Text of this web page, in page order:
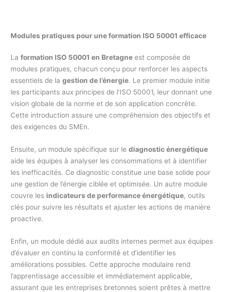
Modules pratiques pour une formation ISO 50001 efficace
Laformation ISO 50001 en Bretagne est composée de
modules pratiques, chacun conçu pour renforcer les aspects
essentiels de lagestion de l’énergie. Le premier module initie
les participants aux principes de l’ISO 50001, leur donnant une
vision globale de la norme et de son application concrète.
Cette introduction assure une compréhension des objectifs et
des exigences du SMEn.
Ensuite, un module spécifique sur lediagnostic énergétique
aide les équipes à analyser les consommations et à identifier
les inefficacités. Ce diagnostic constitue une base solide pour
une gestion de l’énergie ciblée et optimisée. Un autre module
couvre les indicateurs de performance énergétique, outils
clés pour suivre les résultats et ajuster les actions de manière
proactive.
Enfin, un module dédié aux audits internes permet aux équipes
d’évaluer en continu la conformité et d’identifier les
améliorations possibles. Cette approche modulaire rend
l’apprentissage accessible et immédiatement applicable,
assurant que les entreprises bretonnes soient prêtes à mettre